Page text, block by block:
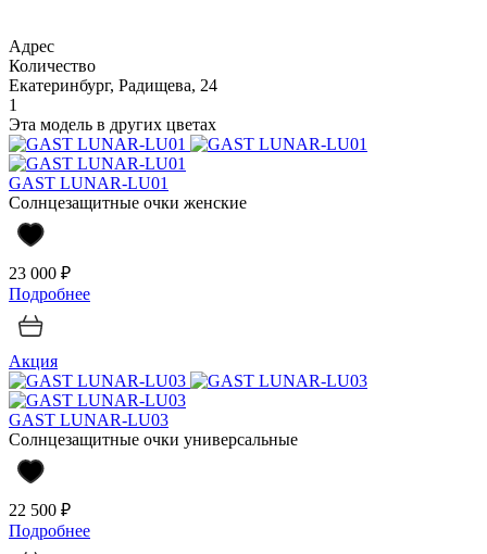
Адрес
Количество
Екатеринбург, Радищева, 24
1
Эта модель в других цветах
GAST LUNAR-LU01
Солнцезащитные очки женские
23 000 ₽
Подробнее
Акция
GAST LUNAR-LU03
Солнцезащитные очки универсальные
22 500 ₽
Подробнее